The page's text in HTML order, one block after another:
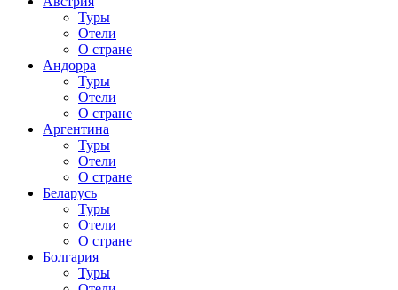
Туры
Отели
О стране
Андорра
Туры
Отели
О стране
Аргентина
Туры
Отели
О стране
Беларусь
Туры
Отели
О стране
Болгария
Туры